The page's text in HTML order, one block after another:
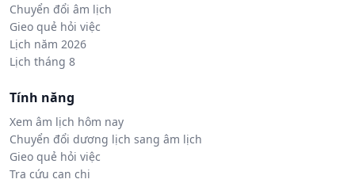
Chuyển đổi âm lịch
Gieo quẻ hỏi việc
Lịch năm 2026
Lịch tháng 8
Tính năng
Xem âm lịch hôm nay
Chuyển đổi dương lịch sang âm lịch
Gieo quẻ hỏi việc
Tra cứu can chi